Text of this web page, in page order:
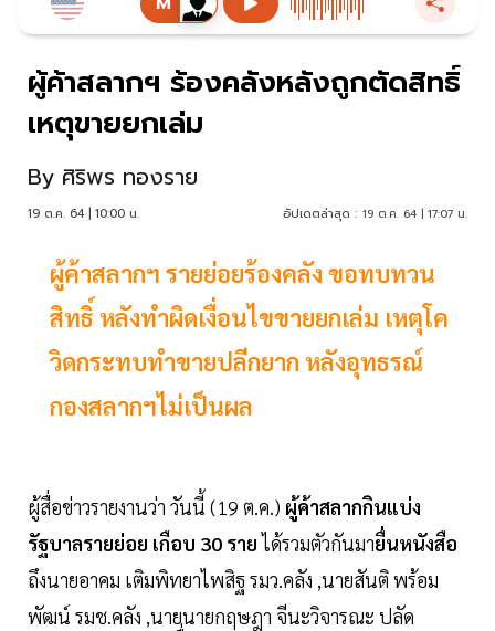
ผู้ค้าสลากฯ ร้องคลังหลังถูกตัดสิทธิ์
เหตุขายยกเล่ม
By ศิริพร ทองราย
19 ต.ค. 64 | 10:00 น. อัปเดตล่าสุด : 19 ต.ค. 64 | 17:07 น.
ผู้ค้าสลากฯ รายย่อยร้องคลัง ขอทบทวน
สิทธิ์ หลังทำผิดเงื่อนไขขายยกเล่ม เหตุโค
วิดกระทบทำขายปลีกยาก หลังอุทธรณ์
กองสลากฯไม่เป็นผล
ผู้สื่อข่าวรายงานว่า วันนี้ (19 ต.ค.) ​ผู้ค้าสลากกินแบ่ง
รัฐบาลรายย่อย เกือบ 30 รายได้รวมตัวกันมายื่นหนังสือ
ถึงนายอาคม เติมพิทยาไพสิฐ​ รมว.คลัง ,นายสันติ พร้อม
พัฒน์ รมช.คลัง ,นายนายกฤษฎา จีนะวิจารณะ ปลัด